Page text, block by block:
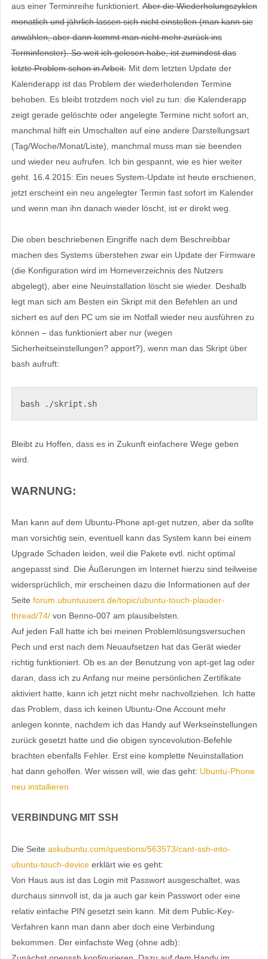
aus einer Terminreihe funktioniert.Aber die Wiederholungszyklen
monatlich und jährlich lassen sich nicht einstellen (man kann sie
anwählen, aber dann kommt man nicht mehr zurück ins
Terminfenster). So weit ich gelesen habe, ist zumindest das
letzte Problem schon in Arbeit.Mit dem letzten Update der
Kalenderapp ist das Problem der wiederholenden Termine
behoben. Es bleibt trotzdem noch viel zu tun: die Kalenderapp
zeigt gerade gelöschte oder angelegte Termine nicht sofort an,
manchmal hilft ein Umschalten auf eine andere Darstellungsart
(Tag/Woche/Monat/Liste), manchmal muss man sie beenden
und wieder neu aufrufen. Ich bin gespannt, wie es hier weiter
geht. 16.4.2015: Ein neues System-Update ist heute erschienen,
jetzt erscheint ein neu angelegter Termin fast sofort im Kalender
und wenn man ihn danach wieder löscht, ist er direkt weg.
Die oben beschriebenen Eingriffe nach dem Beschreibbar
machen des Systems überstehen zwar ein Update der Firmware
(die Konfiguration wird im Homeverzeichnis des Nutzers
abgelegt), aber eine Neuinstallation löscht sie wieder. Deshalb
legt man sich am Besten ein Skript mit den Befehlen an und
sichert es auf den PC um sie im Notfall wieder neu ausführen zu
können – das funktioniert aber nur (wegen
Sicherheitseinstellungen? apport?), wenn man das Skript über
bash aufruft:
bash ./skript.sh
Bleibt zu Hoffen, dass es in Zukunft einfachere Wege geben
wird.
WARNUNG:
Man kann auf dem Ubuntu-Phone apt-get nutzen, aber da sollte
man vorsichtig sein, eventuell kann das System kann bei einem
Upgrade Schaden leiden, weil die Pakete evtl. nicht optimal
angepasst sind. Die Äußerungen im Internet hierzu sind teilweise
widersprüchlich, mir erscheinen dazu die Informationen auf der
Seite forum.ubuntuusers.de/topic/ubuntu-touch-plauder-
thread/74/von Benno-007 am plausibelsten.
Auf jeden Fall hatte ich bei meinen Problemlösungsversuchen
Pech und erst nach dem Neuaufsetzen hat das Gerät wieder
richtig funktioniert. Ob es an der Benutzung von apt-get lag oder
daran, dass ich zu Anfang nur meine persönlichen Zertifikate
aktiviert hatte, kann ich jetzt nicht mehr nachvollziehen. Ich hatte
das Problem, dass ich keinen Ubuntu-One Account mehr
anlegen konnte, nachdem ich das Handy auf Werkseinstellungen
zurück gesetzt hatte und die obigen syncevolution-Befehle
brachten ebenfalls Fehler. Erst eine komplette Neuinstallation
hat dann geholfen. Wer wissen will, wie das geht: Ubuntu-Phone
neu installieren
VERBINDUNG MIT SSH
Die Seite askubuntu.com/questions/563573/cant-ssh-into-
ubuntu-touch-deviceerklärt wie es geht:
Von Haus aus ist das Login mit Passwort ausgeschaltet, was
durchaus sinnvoll ist, da ja auch gar kein Passwort oder eine
relativ einfache PIN gesetzt sein kann. Mit dem Public-Key-
Verfahren kann man dann aber doch eine Verbindung
bekommen. Der einfachste Weg (ohne adb):